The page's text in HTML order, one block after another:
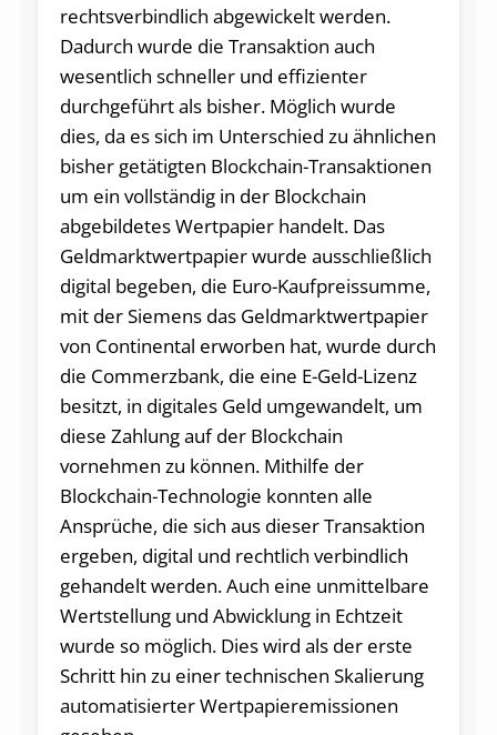
rechtsverbindlich abgewickelt werden.
Dadurch wurde die Transaktion auch
wesentlich schneller und effizienter
durchgeführt als bisher. Möglich wurde
dies, da es sich im Unterschied zu ähnlichen
bisher getätigten Blockchain-Transaktionen
um ein vollständig in der Blockchain
abgebildetes Wertpapier handelt. Das
Geldmarktwertpapier wurde ausschließlich
digital begeben, die Euro-Kaufpreissumme,
mit der Siemens das Geldmarktwertpapier
von Continental erworben hat, wurde durch
die Commerzbank, die eine E-Geld-Lizenz
besitzt, in digitales Geld umgewandelt, um
diese Zahlung auf der Blockchain
vornehmen zu können. Mithilfe der
Blockchain-Technologie konnten alle
Ansprüche, die sich aus dieser Transaktion
ergeben, digital und rechtlich verbindlich
gehandelt werden. Auch eine unmittelbare
Wertstellung und Abwicklung in Echtzeit
wurde so möglich. Dies wird als der erste
Schritt hin zu einer technischen Skalierung
automatisierter Wertpapieremissionen